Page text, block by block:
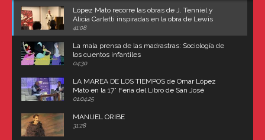
López Mato recorre las obras de J. Tenniel y
Alicia Carletti inspiradas en la obra de Lewis
Carroll
41:08
La mala prensa de las madrastras: Sociología de
los cuentos infantiles
04:30
LA MAREA DE LOS TIEMPOS de Omar López
Mato en la 17° Feria del Libro de San José
(Uruguay)
01:04:25
MANUEL ORIBE
31:28